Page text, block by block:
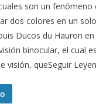
son un fenómeno
dos colores en un
Ducos du Hauron
binocular, el cual
visión, queSeguir